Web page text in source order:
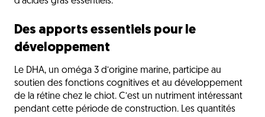
Des apports essentiels pour le
développement
Le DHA, un oméga 3 d’origine marine, participe au
soutien des fonctions cognitives et au développement
de la rétine chez le chiot. C’est un nutriment intéressant
pendant cette période de construction. Les quantités